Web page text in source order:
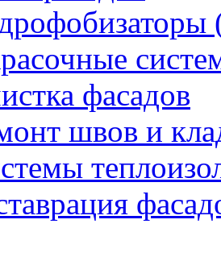
фасадов
швов и